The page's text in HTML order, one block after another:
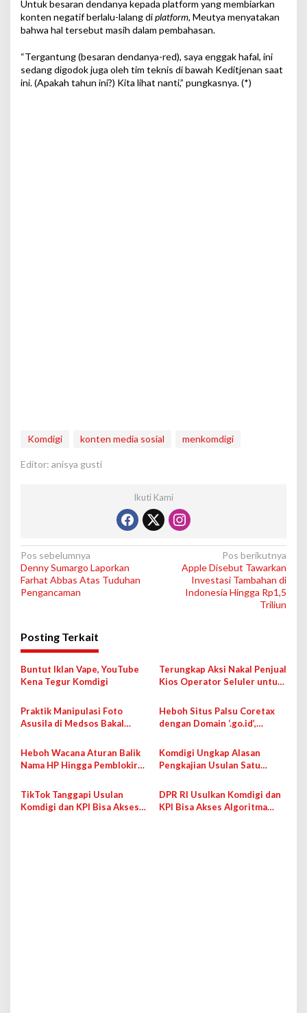
Untuk besaran dendanya kepada platform yang membiarkan
konten negatif berlalu-lalang diplatform, Meutya menyatakan
bahwa hal tersebut masih dalam pembahasan.
“Tergantung (besaran dendanya-red), saya enggak hafal, ini
sedang digodok juga oleh tim teknis di bawah Keditjenan saat
ini. (Apakah tahun ini?) Kita lihat nanti,” pungkasnya. (*)
Komdigi konten media sosial menkomdigi
Editor: anisya gusti
Ikuti Kami
N
a
v
g
a
s
p
o
s
Pos sebelumnya
Denny Sumargo Laporkan
Farhat Abbas Atas Tuduhan
Pengancaman
Pos berikutnya
Apple Disebut Tawarkan
Investasi Tambahan di
Indonesia Hingga Rp1,5
Triliun
Posting Terkait
Buntut Iklan Vape, YouTube
Kena Tegur Komdigi
Terungkap Aksi Nakal Penjual
Kios Operator Seluler untuk
Praktik Manipulasi Foto
Asusila di Medsos Bakal
Heboh Situs Palsu Coretax
dengan Domain ‘.go.id’,
Heboh Wacana Aturan Balik
Nama HP Hingga Pemblokiran
Komdigi Ungkap Alasan
Pengkajian Usulan Satu
Sosial
TikTok Tanggapi Usulan
Komdigi dan KPI Bisa Akses
DPR RI Usulkan Komdigi dan
KPI Bisa Akses Algoritma